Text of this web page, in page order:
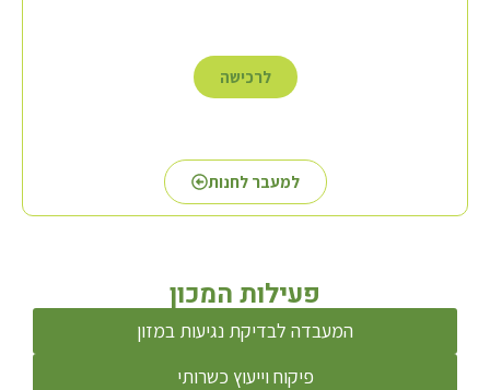
לרכישה
למעבר לחנות
פעילות המכון
המעבדה לבדיקת נגיעות במזון
פיקוח וייעוץ כשרותי